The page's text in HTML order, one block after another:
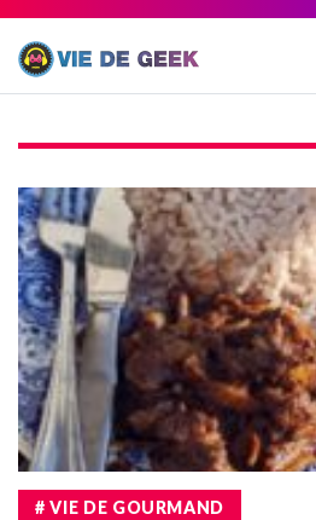
# VIE DE GOURMAND